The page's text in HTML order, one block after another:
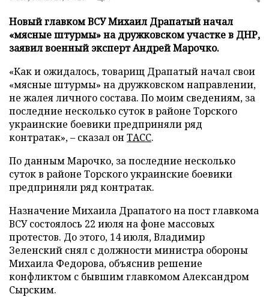
Новый главком ВСУ Михаил Драпатый начал
«мясные штурмы» на дружковском участке в ДНР,
заявил военный эксперт Андрей Марочко.
«Как и ожидалось, товарищ Драпатый начал свои
«мясные штурмы» на дружковском направлении,
не жалея личного состава. По моим сведениям, за
последние несколько суток в районе Торского
украинские боевики предприняли ряд
контратак», – сказал он ТАСС.
По данным Марочко, за последние несколько
суток в районе Торского украинские боевики
предприняли ряд контратак.
Назначение Михаила Драпатого на пост главкома
ВСУ состоялось 22 июля на фоне массовых
протестов. До этого, 14 июля, Владимир
Зеленский снял с должности министра обороны
Михаила Федорова, объяснив решение
конфликтом с бывшим главкомом Александром
Сырским.